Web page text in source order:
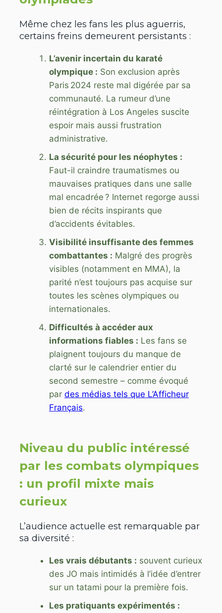
Même chez les fans les plus aguerris,
certains freins demeurent persistants :
L’avenir incertain du karaté
olympique : Son exclusion après
Paris 2024 reste mal digérée par sa
communauté. La rumeur d’une
réintégration à Los Angeles suscite
espoir mais aussi frustration
administrative.
La sécurité pour les néophytes :
Faut-il craindre traumatismes ou
mauvaises pratiques dans une salle
mal encadrée ? Internet regorge aussi
bien de récits inspirants que
d’accidents évitables.
Visibilité insuffisante des femmes
combattantes : Malgré des progrès
visibles (notamment en MMA), la
parité n’est toujours pas acquise sur
toutes les scènes olympiques ou
internationales.
Difficultés à accéder aux
informations fiables : Les fans se
plaignent toujours du manque de
clarté sur le calendrier entier du
second semestre – comme évoqué
par des médias tels que L’Afficheur
Français.
Niveau du public intéressé
par les combats olympiques
: un profil mixte mais
curieux
L’audience actuelle est remarquable par
sa diversité :
Les vrais débutants : souvent curieux
des JO mais intimidés à l’idée d’entrer
sur un tatami pour la première fois.
Les pratiquants expérimentés :